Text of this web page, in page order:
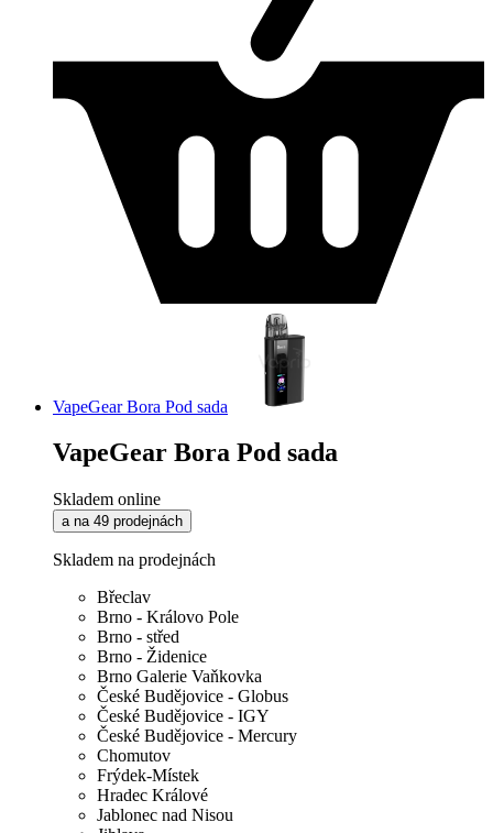
VapeGear Bora Pod sada
VapeGear Bora Pod sada
Skladem online
a na 49 prodejnách
Skladem na prodejnách
Břeclav
Brno - Královo Pole
Brno - střed
Brno - Židenice
Brno Galerie Vaňkovka
České Budějovice - Globus
České Budějovice - IGY
České Budějovice - Mercury
Chomutov
Frýdek-Místek
Hradec Králové
Jablonec nad Nisou